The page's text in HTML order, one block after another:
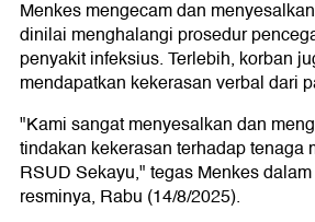
Menkes mengecam dan
dinilai menghalangi prosedur
penyakit infeksius. Terlebih, korban
mendapatkan kekerasan verbal dari
"Kami sangat menyesalkan dan
tindakan kekerasan terhadap tenaga
RSUD Sekayu," tegas Menkes
resminya, Rabu (14/8/2025).